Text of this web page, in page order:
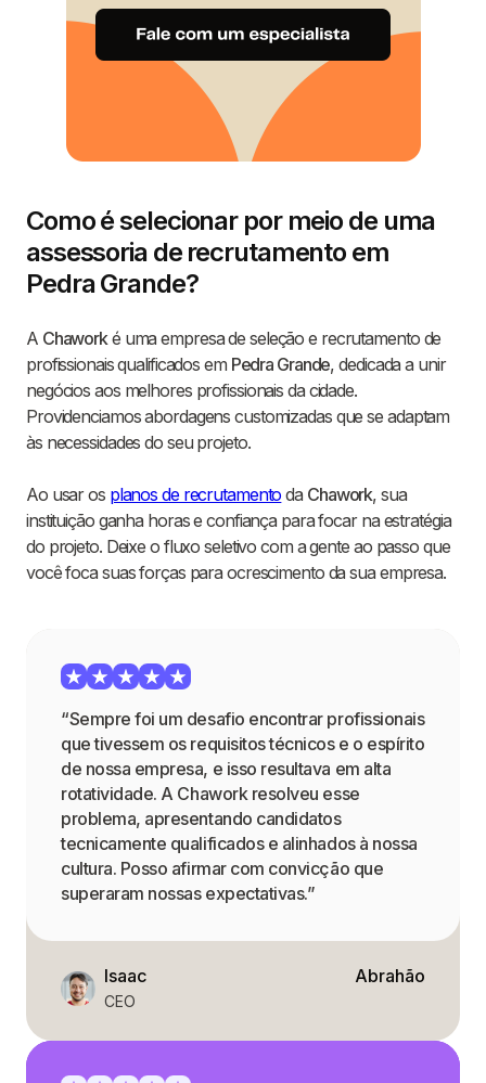
Como é selecionar por meio de uma
assessoria de recrutamento em
Pedra Grande?
A Chaworké uma empresa de seleção e recrutamento de
profissionais qualificados em Pedra Grande, dedicada a unir
negócios aos melhores profissionais da cidade.
Providenciamos abordagens customizadas que se adaptam
às necessidades do seu projeto.
Ao usar os planos de recrutamento da Chawork, sua
instituição ganha horas e confiança para focar na estratégia
do projeto. Deixe o fluxo seletivo com a gente ao passo que
você foca suas forças para ocrescimento da sua empresa.
“Sempre foi um desafio encontrar profissionais
que tivessem os requisitos técnicos e o espírito
de nossa empresa, e isso resultava em alta
rotatividade. A Chawork resolveu esse
problema, apresentando candidatos
tecnicamente qualificados e alinhados à nossa
cultura. Posso afirmar com convicção que
superaram nossas expectativas.”
Isaac
CEO
Abrahão